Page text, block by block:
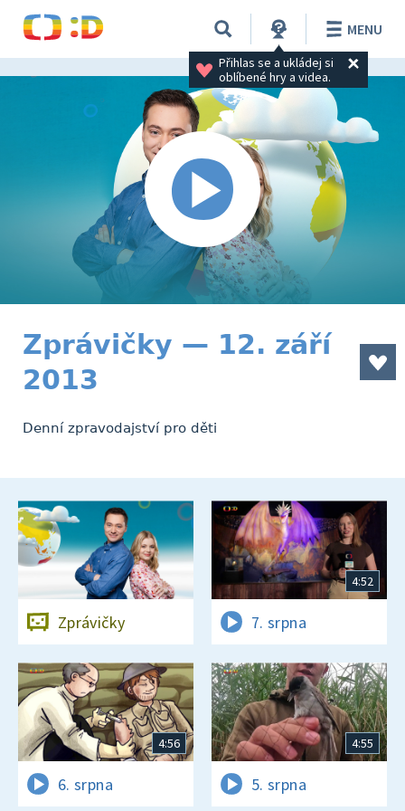
Přihlas se a ukládej si
oblíbené hry a videa.
MENU
Zprávičky — 12. září
2013
Denní zpravodajství pro děti
Zprávičky
4:52
7. srpna
4:56
6. srpna
4:55
5. srpna